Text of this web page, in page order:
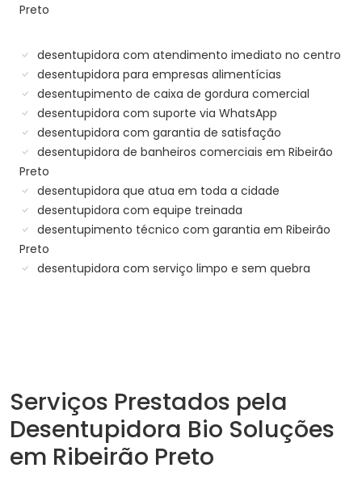
Preto
desentupidora com atendimento imediato no centro
desentupidora para empresas alimentícias
desentupimento de caixa de gordura comercial
desentupidora com suporte via WhatsApp
desentupidora com garantia de satisfação
desentupidora de banheiros comerciais em Ribeirão
Preto
desentupidora que atua em toda a cidade
desentupidora com equipe treinada
desentupimento técnico com garantia em Ribeirão
Preto
desentupidora com serviço limpo e sem quebra
Serviços Prestados pela
Desentupidora Bio Soluções
em Ribeirão Preto